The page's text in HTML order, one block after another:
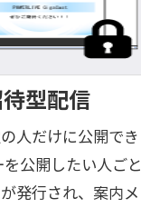
待型配信
人だけに公開でき
公開したい人ごと
発行され、案内メ